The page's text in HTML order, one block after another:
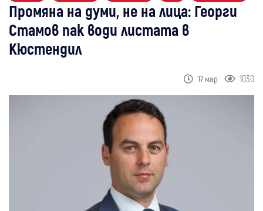
Промяна на думи, не на лица: Георги
Стамов пак води листата в
Кюстендил
17 мар 1030